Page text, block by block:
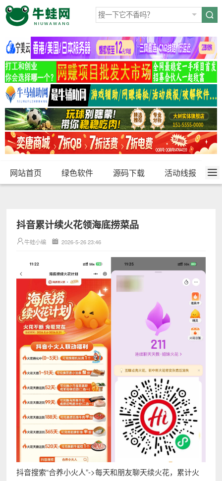
网站首页 绿色软件 源码下载 活动线报
抖音累计续火花领海底捞菜品
牛蛙小编 2026-5-26 23:46
抖音搜索“合养小火人”->每天和朋友聊天续火花，累计火